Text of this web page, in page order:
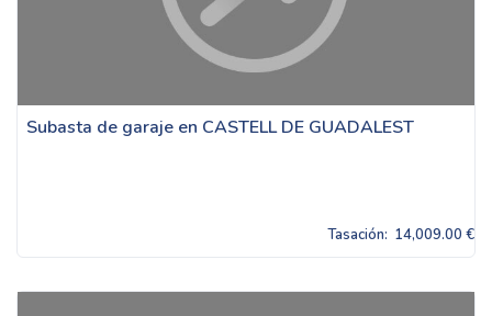
Subasta de garaje en CASTELL DE GUADALEST
Tasación: 14,009.00 €